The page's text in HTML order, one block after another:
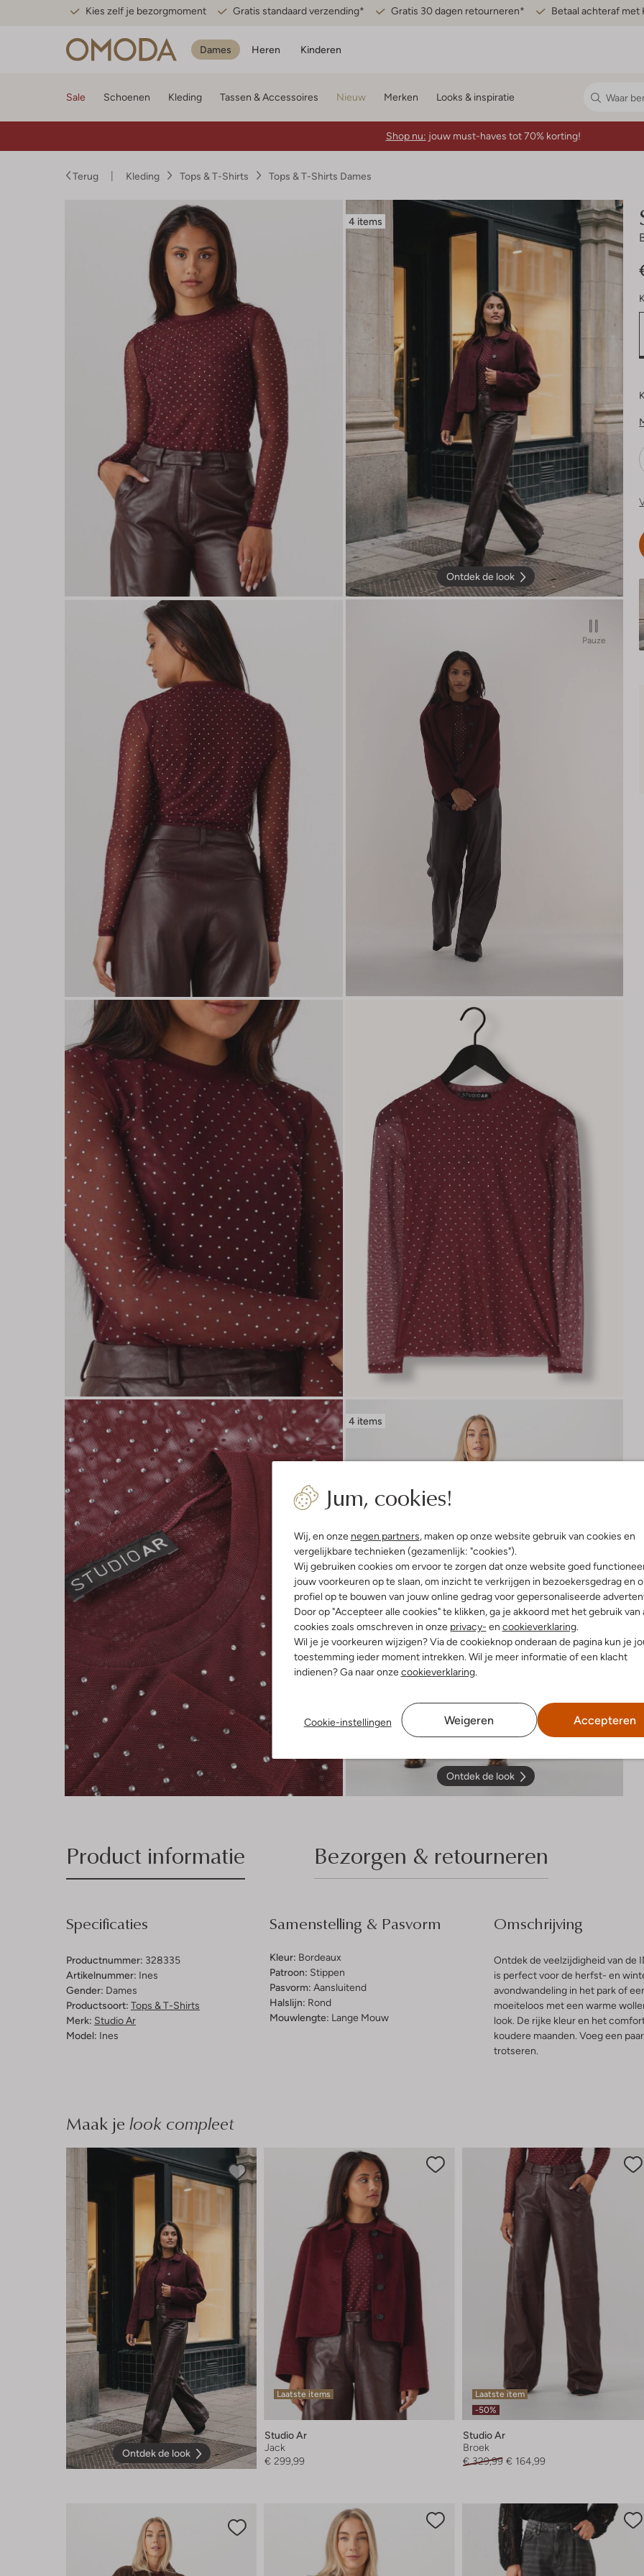
Kies zelf je bezorgmoment Gratis standaard verzending* Gratis 30 dagen retourneren* Betaal achteraf met
Dames Heren Kinderen
Jum, cookies!
Wij, en onze negen partners, maken op onze website gebruik van cookies en
vergelijkbare technieken (gezamenlijk: "cookies").
Wij gebruiken cookies om ervoor te zorgen dat onze website goed
jouw voorkeuren op te slaan, om inzicht te verkrijgen in bezoekersgedrag en
profiel op te bouwen van jouw online gedrag voor gepersonaliseerde
Door op "Accepteer alle cookies" te klikken, ga je akkoord met het gebruik van
cookies zoals omschreven in onze privacy- en cookieverklaring.
Wil je je voorkeuren wijzigen? Via de cookieknop onderaan de pagina kun je
toestemming ieder moment intrekken. Wil je meer informatie of een klacht
indienen? Ga naar onzecookieverklaring.
Cookie-instellingen Weigeren Accepteren
Sale Schoenen Kleding Tassen & Accessoires Nieuw Merken Looks & inspiratie
Shop nu: jouw must-haves tot 70% korting!
Terug Kleding Tops & T-Shirts Tops & T-Shirts Dames
4 items
Ontdek de look
Pauze
4 items
Ontdek de look
Product informatie Bezorgen & retourneren
Specificaties
Productnummer: 328335
Artikelnummer: Ines
Gender: Dames
Productsoort: Tops & T-Shirts
Merk: Studio Ar
Model: Ines
Samenstelling & Pasvorm
Kleur: Bordeaux
Patroon: Stippen
Pasvorm: Aansluitend
Halslijn: Rond
Mouwlengte: Lange Mouw
Omschrijving
Ontdek de veelzijdigheid van de
is perfect voor de herfst- en
avondwandeling in het park of
moeiteloos met een warme
look. De rijke kleur en het
koudere maanden. Voeg een
trotseren.
Maak je look compleet
Ontdek de look
Laatste items
Studio Ar
Jack
€ 299,99
Laatste item
-50%
Studio Ar
Broek
€ 329,99 € 164,99